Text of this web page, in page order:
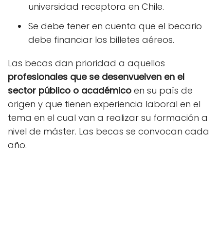
universidad receptora en Chile.
Se debe tener en cuenta que el becario
debe financiar los billetes aéreos.
Las becas dan prioridad a aquellos
profesionales que se desenvuelven en el
sector público o académico en su país de
origen y que tienen experiencia laboral en el
tema en el cual van a realizar su formación a
nivel de máster. Las becas se convocan cada
año.